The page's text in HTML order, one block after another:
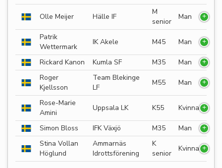
Olle Meijer Hälle IF
M
senior
Man
Patrik
Wettermark
IK Akele M45 Man
Rickard Kanon Kumla SF M35
Man
Roger
Kjellsson
Team Blekinge
LF
M55 Man
Rose-Marie
Amini
Uppsala LK K55 Kvinna
Simon Bloss IFK Växjö M35
Man
Stina Vollan
Höglund
Ammarnäs
Idrottsförening
K
senior
Kvinna